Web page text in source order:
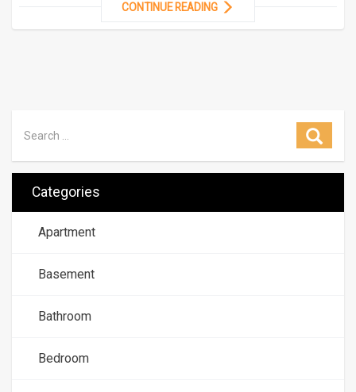
CONTINUE READING
Search for:
Categories
Apartment
Basement
Bathroom
Bedroom